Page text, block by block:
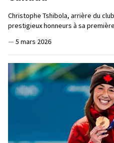
Christophe Tshibola, arrière du
prestigieux honneurs à sa
— 5 mars 2026